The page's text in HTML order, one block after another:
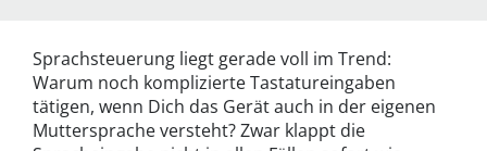
Sprachsteuerung liegt gerade voll im Trend:
Warum noch komplizierte Tastatureingaben
tätigen, wenn Dich das Gerät auch in der eigenen
Muttersprache versteht? Zwar klappt die